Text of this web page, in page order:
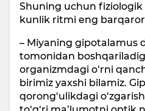
Shuning uchun
kunlik ritmi eng
– Miyaning gipotalamus
tomonidan
organizmdagi o‘rni
birimiz yaxshi bilamiz.
qorong‘ulikdagi